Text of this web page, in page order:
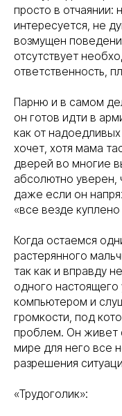
просто в отчаянии:
интересуется, не
возмущен
отсутствует
ответственность,
Парню и в самом
он готов идти в
как от
хочет, хотя мама
дверей во многие
абсолютно уверен,
даже если он
«все везде
Когда остаемся
растерянного
так как и вправду
одного настоящего
компьютером и
громкости, под
проблем. Он живет
мире для него все
разрешения
«Трудоголик»: